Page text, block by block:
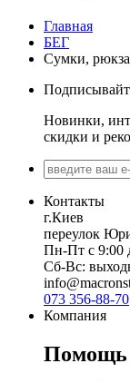
Главная
БЕГ
Сумки,
Новинки,
скидки и
Контакты
г.Киев
переулок
Пн-Пт с 9:00
Сб-Вс:
073 356-88-70
Компания
Помощь